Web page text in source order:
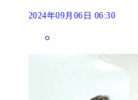
2024年09月06日 06:30